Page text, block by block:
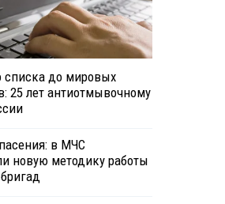
списка до мировых
25 лет антиотмывочному
в МЧС
новую методику работы